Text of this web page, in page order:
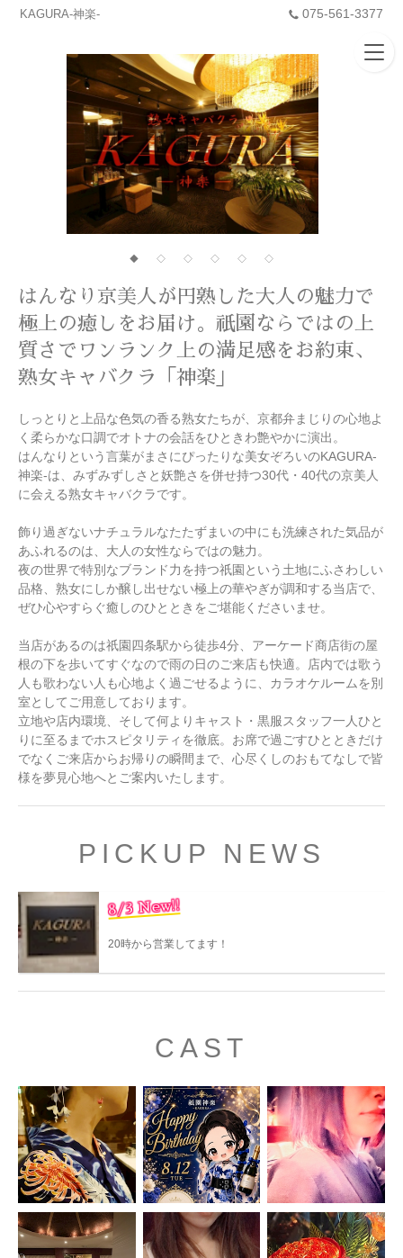
KAGURA-神楽- 075-561-3377
◆ ◇ ◇ ◇ ◇ ◇
はんなり京美人が円熟した大人の魅力で
極上の癒しをお届け。祇園ならではの上
質さでワンランク上の満足感をお約束、
熟女キャバクラ「神楽」
しっとりと上品な色気の香る熟女たちが、京都弁まじりの心地よ
く柔らかな口調でオトナの会話をひときわ艶やかに演出。
はんなりという言葉がまさにぴったりな美女ぞろいのKAGURA-
神楽-は、みずみずしさと妖艶さを併せ持つ30代・40代の京美人
に会える熟女キャバクラです。
飾り過ぎないナチュラルなたたずまいの中にも洗練された気品が
あふれるのは、大人の女性ならではの魅力。
夜の世界で特別なブランド力を持つ祇園という土地にふさわしい
品格、熟女にしか醸し出せない極上の華やぎが調和する当店で、
ぜひ心やすらぐ癒しのひとときをご堪能くださいませ。
当店があるのは祇園四条駅から徒歩4分、アーケード商店街の屋
根の下を歩いてすぐなので雨の日のご来店も快適。店内では歌う
人も歌わない人も心地よく過ごせるように、カラオケルームを別
室としてご用意しております。
立地や店内環境、そして何よりキャスト・黒服スタッフ一人ひと
りに至るまでホスピタリティを徹底。お席で過ごすひとときだけ
でなくご来店からお帰りの瞬間まで、心尽くしのおもてなしで皆
様を夢見心地へとご案内いたします。
PICKUP NEWS
8/3 New!!
20時から営業してます！
CAST